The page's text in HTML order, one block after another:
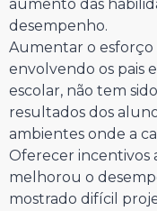
aumento das
desempenho.
Aumentar o
envolvendo os pais
escolar, não tem
resultados dos
ambientes onde a
Oferecer incentivos
melhorou o
mostrado difícil